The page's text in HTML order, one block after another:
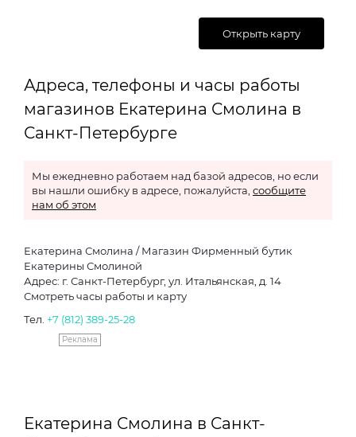
Открыть карту
Адреса, телефоны и часы работы
магазинов Екатерина Смолина в
Санкт-Петербурге
Мы ежедневно работаем над базой адресов, но если
вы нашли ошибку в адресе, пожалуйста, сообщите
нам об этом
Екатерина Смолина / Магазин Фирменный бутик
Екатерины Смолиной
Адрес: г. Санкт-Петербург, ул. Итальянская, д. 14
Смотреть часы работы и карту
Тел. +7 (812) 389-25-28
Реклама
Екатерина Смолина в Санкт-